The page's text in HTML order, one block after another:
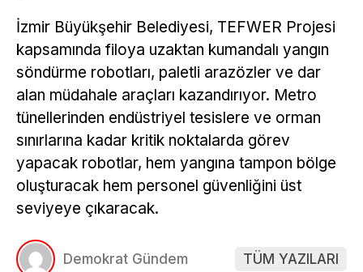
İzmir Büyükşehir Belediyesi, TEFWER Projesi
kapsamında filoya uzaktan kumandalı yangın
söndürme robotları, paletli arazözler ve dar
alan müdahale araçları kazandırıyor. Metro
tünellerinden endüstriyel tesislere ve orman
sınırlarına kadar kritik noktalarda görev
yapacak robotlar, hem yangına tampon bölge
oluşturacak hem personel güvenliğini üst
seviyeye çıkaracak.
Demokrat Gündem TÜM YAZILARI